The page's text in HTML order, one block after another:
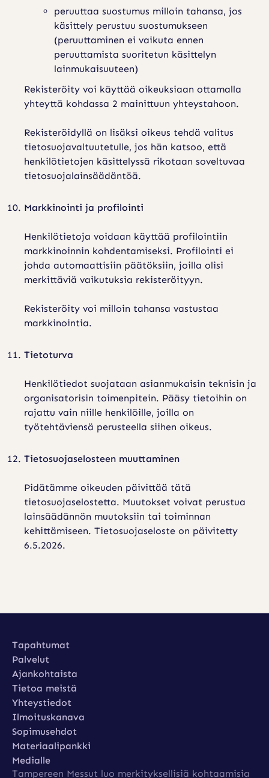
peruuttaa suostumus milloin tahansa, jos
käsittely perustuu suostumukseen
(peruuttaminen ei vaikuta ennen
peruuttamista suoritetun käsittelyn
lainmukaisuuteen)
Rekisteröity voi käyttää oikeuksiaan ottamalla
yhteyttä kohdassa 2 mainittuun yhteystahoon.
Rekisteröidyllä on lisäksi oikeus tehdä valitus
tietosuojavaltuutetulle, jos hän katsoo, että
henkilötietojen käsittelyssä rikotaan soveltuvaa
tietosuojalainsäädäntöä.
Markkinointi ja profilointi
Henkilötietoja voidaan käyttää profilointiin
markkinoinnin kohdentamiseksi. Profilointi ei
johda automaattisiin päätöksiin, joilla olisi
merkittäviä vaikutuksia rekisteröityyn.
Rekisteröity voi milloin tahansa vastustaa
markkinointia.
Tietoturva
Henkilötiedot suojataan asianmukaisin teknisin ja
organisatorisin toimenpitein. Pääsy tietoihin on
rajattu vain niille henkilöille, joilla on
työtehtäviensä perusteella siihen oikeus.
Tietosuojaselosteen muuttaminen
Pidätämme oikeuden päivittää tätä
tietosuojaselostetta. Muutokset voivat perustua
lainsäädännön muutoksiin tai toiminnan
kehittämiseen. Tietosuojaseloste on päivitetty
6.5.2026.
Tapahtumat
Tapahtumat
Palvelut
Palvelut
Ajankohtaista
Ajankohtaista
Tietoa meistä
Tietoa meistä
Yhteystiedot
Yhteystiedot
Ilmoituskanava
Ilmoituskanava
Sopimusehdot
Sopimusehdot
Materiaalipankki
Materiaalipankki
Medialle
Medialle
Tampereen Messut luo merkityksellisiä kohtaamisia